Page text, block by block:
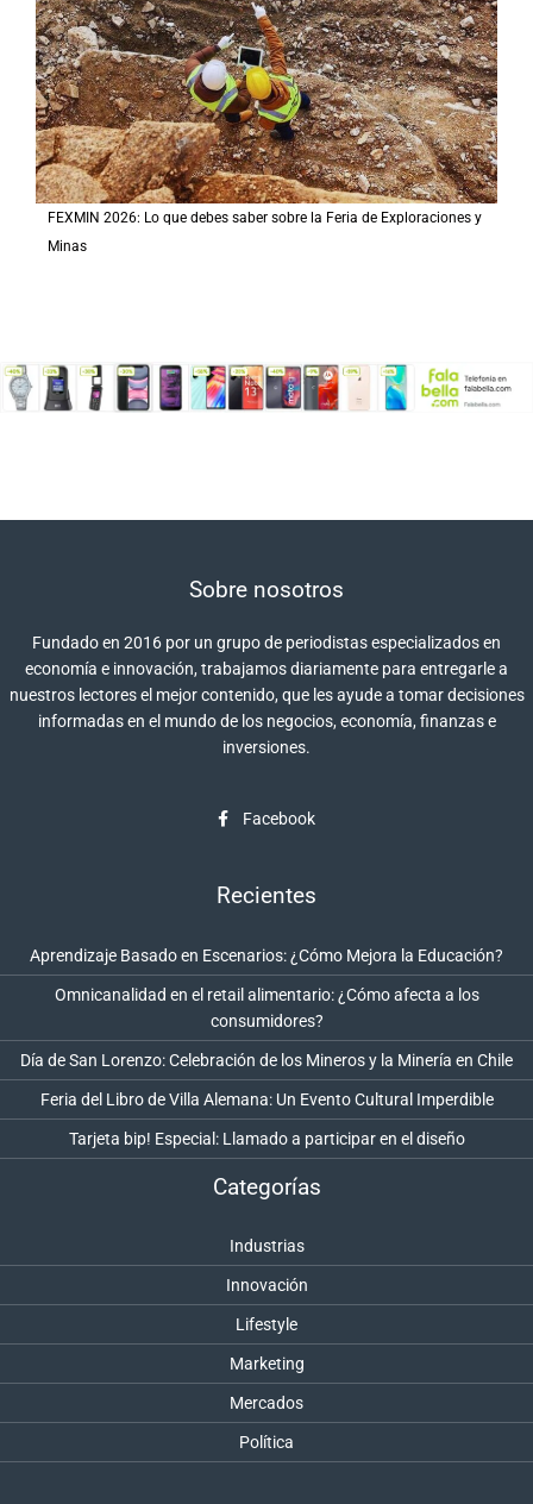
FEXMIN 2026: Lo que debes saber sobre la Feria de Exploraciones y
Minas
Sobre nosotros
Fundado en 2016 por un grupo de periodistas especializados en
economía e innovación, trabajamos diariamente para entregarle a
nuestros lectores el mejor contenido, que les ayude a tomar decisiones
informadas en el mundo de los negocios, economía, finanzas e
inversiones.
Facebook
Recientes
Aprendizaje Basado en Escenarios: ¿Cómo Mejora la Educación?
Omnicanalidad en el retail alimentario: ¿Cómo afecta a los
consumidores?
Día de San Lorenzo: Celebración de los Mineros y la Minería en Chile
Feria del Libro de Villa Alemana: Un Evento Cultural Imperdible
Tarjeta bip! Especial: Llamado a participar en el diseño
Categorías
Industrias
Innovación
Lifestyle
Marketing
Mercados
Política